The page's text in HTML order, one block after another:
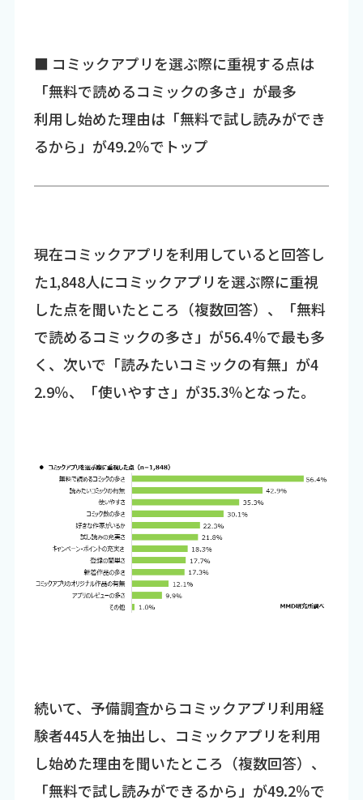
■ コミックアプリを選ぶ際に重視する点は
「無料で読めるコミックの多さ」が最多
利用し始めた理由は「無料で試し読みができ
るから」が49.2％でトップ
現在コミックアプリを利用していると回答し
た1,848人にコミックアプリを選ぶ際に重視
した点を聞いたところ（複数回答）、「無料
で読めるコミックの多さ」が56.4％で最も多
く、次いで「読みたいコミックの有無」が4
2.9％、「使いやすさ」が35.3％となった。
続いて、予備調査からコミックアプリ利用経
験者445人を抽出し、コミックアプリを利用
し始めた理由を聞いたところ（複数回答）、
「無料で試し読みができるから」が49.2％で